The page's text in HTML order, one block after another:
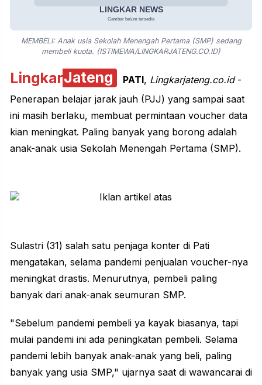
MEMBELI: Anak usia Sekolah Menengah Pertama (SMP) sedang
membeli kuota. (ISTIMEWA/LINGKARJATENG.CO.ID)
LingkarJateng PATI, Lingkarjateng.co.id -
Penerapan belajar jarak jauh (PJJ) yang sampai saat
ini masih berlaku, membuat permintaan voucher data
kian meningkat. Paling banyak yang borong adalah
anak-anak usia Sekolah Menengah Pertama (SMP).
Sulastri (31) salah satu penjaga konter di Pati
mengatakan, selama pandemi penjualan voucher-nya
meningkat drastis. Menurutnya, pembeli paling
banyak dari anak-anak seumuran SMP.
"Sebelum pandemi pembeli ya kayak biasanya, tapi
mulai pandemi ini ada peningkatan pembeli. Selama
pandemi lebih banyak anak-anak yang beli, paling
banyak yang usia SMP," ujarnya saat di wawancarai di